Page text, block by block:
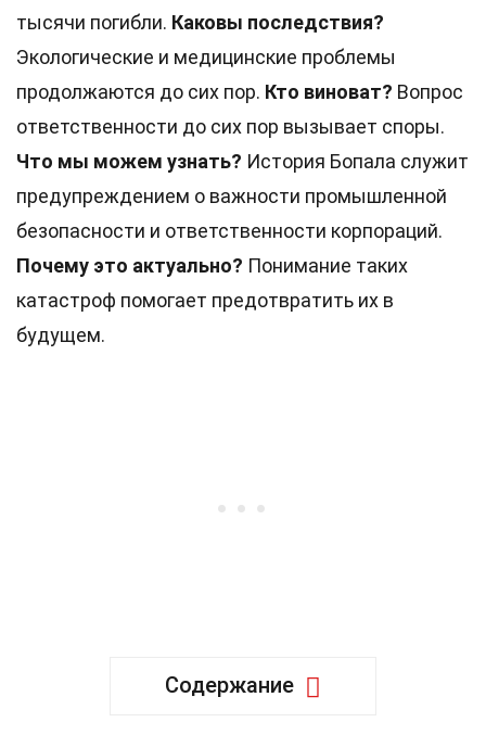
тысячи погибли. Каковы последствия?
Экологические и медицинские проблемы
продолжаются до сих пор. Кто виноват? Вопрос
ответственности до сих пор вызывает споры.
Что мы можем узнать? История Бопала служит
предупреждением о важности промышленной
безопасности и ответственности корпораций.
Почему это актуально? Понимание таких
катастроф помогает предотвратить их в
будущем.
Содержание